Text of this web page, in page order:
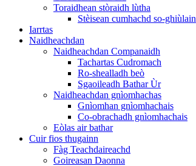
Toraidhean stòraidh lùtha
Stèisean cumhachd so-ghiùlain
Iarrtas
Naidheachdan
Naidheachdan Companaidh
Tachartas Cudromach
Ro-shealladh beò
Sgaoileadh Bathar Ùr
Naidheachdan gnìomhachas
Gnìomhan gnìomhachais
Co-obrachadh gnìomhachais
Eòlas air bathar
Cuir fios thugainn
Fàg Teachdaireachd
Goireasan Daonna